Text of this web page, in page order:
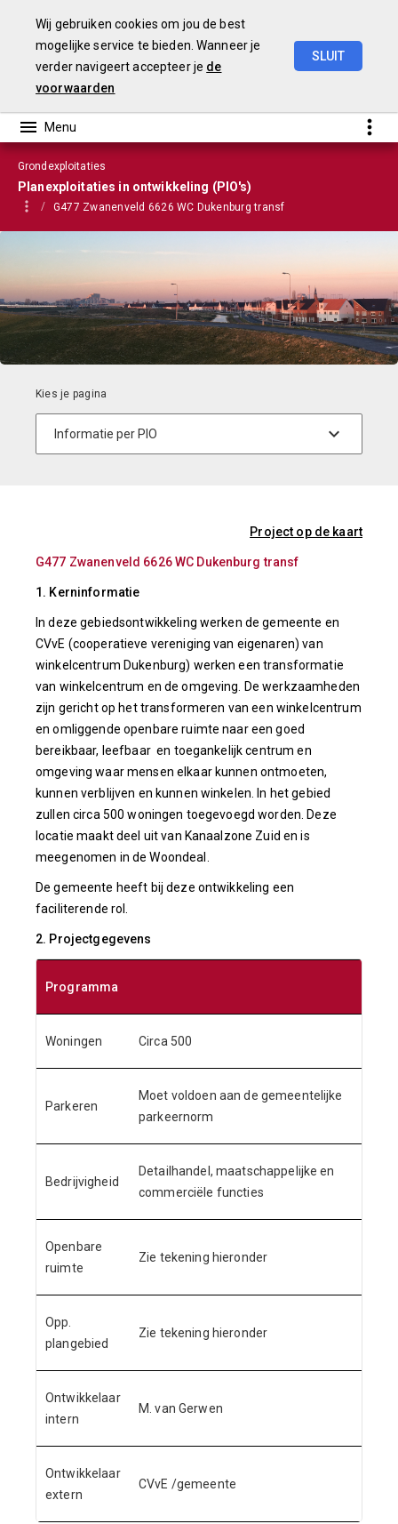
Wij gebruiken cookies om jou de best
mogelijke service te bieden. Wanneer je
verder navigeert accepteer je de
voorwaarden
SLUIT
Grondexploitaties
Planexploitaties in ontwikkeling (PIO's)
G477 Zwanenveld 6626 WC Dukenburg transf
Project op de kaart
G477 Zwanenveld 6626 WC Dukenburg transf
1. Kerninformatie
In deze gebiedsontwikkeling werken de gemeente en
CVvE (cooperatieve vereniging van eigenaren) van
winkelcentrum Dukenburg) werken een transformatie
van winkelcentrum en de omgeving. De werkzaamheden
zijn gericht op het transformeren van een winkelcentrum
en omliggende openbare ruimte naar een goed
bereikbaar, leefbaar en toegankelijk centrum en
omgeving waar mensen elkaar kunnen ontmoeten,
kunnen verblijven en kunnen winkelen. In het gebied
zullen circa 500 woningen toegevoegd worden. Deze
locatie maakt deel uit van Kanaalzone Zuid en is
meegenomen in de Woondeal.
De gemeente heeft bij deze ontwikkeling een
faciliterende rol.
2. Projectgegevens
Programma
Woningen Circa 500
Parkeren
Moet voldoen aan de gemeentelijke
parkeernorm
Bedrijvigheid
Detailhandel, maatschappelijke en
commerciële functies
Openbare
ruimte
Zie tekening hieronder
Opp.
plangebied
Zie tekening hieronder
Ontwikkelaar
intern
M. van Gerwen
Ontwikkelaar
extern
CVvE /gemeente